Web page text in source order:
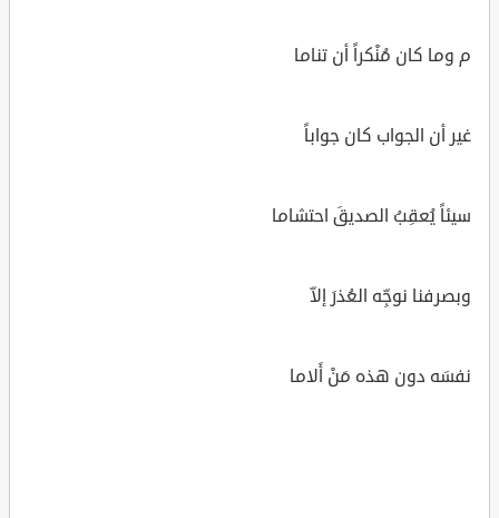
م وما كان مُنْكراً أن تناما
غير أن الجواب كان جواباً
سيئاً يُعقِبُ الصديقَ احتشاما
وبصرفنا نوجِّه العُذرَ إلاّ
نفسَه دون هذه مَنْ أَلاما